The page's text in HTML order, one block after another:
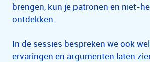
brengen, kun je patronen en niet-
ontdekken.
In de sessies bespreken we ook
ervaringen en argumenten laten